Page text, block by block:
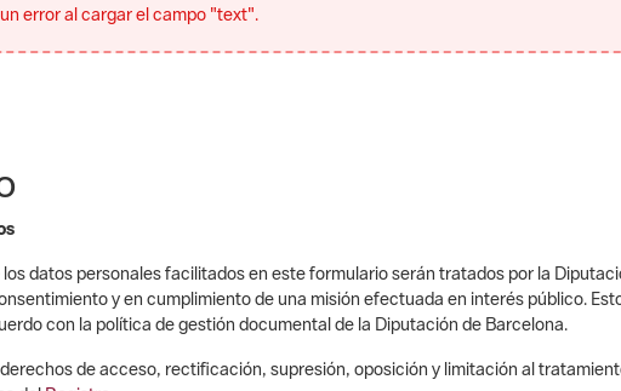
error al cargar el campo "text".
datos personales facilitados en este formulario serán tratados por la
y en cumplimiento de una misión efectuada en interés público.
con la política de gestión documental de la Diputación de Barcelona.
de acceso, rectificación, supresión, oposición y limitación al